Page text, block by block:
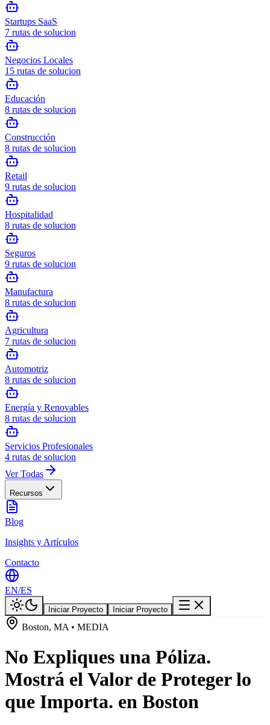
Startups SaaS
7 rutas de solucion
Negocios Locales
15 rutas de solucion
Educación
8 rutas de solucion
Construcción
8 rutas de solucion
Retail
9 rutas de solucion
Hospitalidad
8 rutas de solucion
Seguros
9 rutas de solucion
Manufactura
8 rutas de solucion
Agricultura
7 rutas de solucion
Automotriz
8 rutas de solucion
Energía y Renovables
8 rutas de solucion
Servicios Profesionales
4 rutas de solucion
Ver Todas
Recursos
Blog
Insights y Artículos
Contacto
EN/ES
Iniciar Proyecto Iniciar Proyecto
Boston, MA • MEDIA
No Expliques una Póliza.
Mostrá el Valor de Proteger lo
que Importa. en Boston